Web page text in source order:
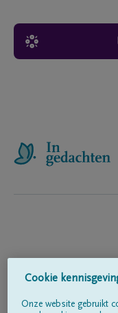
Cookie
Onze website gebruikt